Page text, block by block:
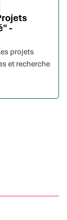
-
projets
et recherche